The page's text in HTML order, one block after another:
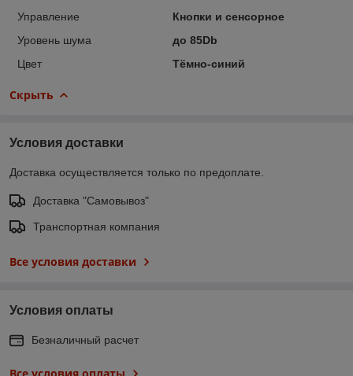
Управление
Кнопки и сенсорное
Уровень шума
до 85Db
Цвет
Тёмно-синий
Скрыть
Условия доставки
Доставка осуществляется только по предоплате.
Доставка "Самовывоз"
Транспортная компания
Все условия доставки
Условия оплаты
Безналичный расчет